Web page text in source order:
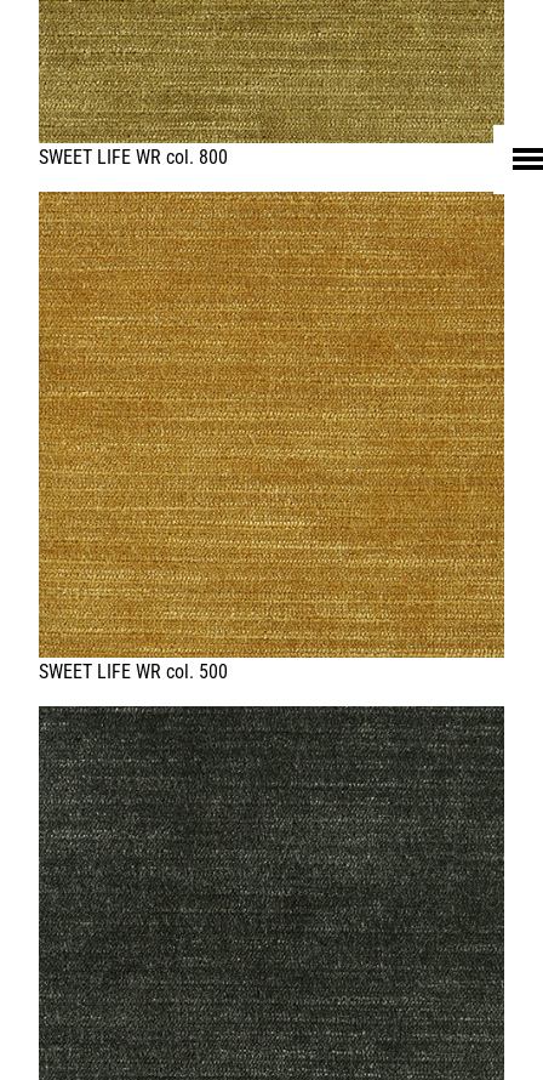
HOME
UNTERNEHMEN
FELL
TEXTIL
ECO FRIENDLY
SHOP PELLEBELLE
PRODUKTE
DIENSTLEISTUNGEN
KNOW HOW
NEWS
KONTAKT